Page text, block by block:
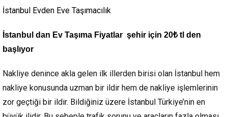
İstanbul Evden Eve Taşımacılık
İstanbul dan Ev Taşıma Fiyatlar şehir için 20₺ tl den
başlıyor
Nakliye denince akla gelen ilk illerden birisi olan İstanbul hem
nakliye konusunda uzman bir ildir hem de nakliye işlemlerinin
zor geçtiği bir ildir. Bildiğiniz üzere İstanbul Türkiye’nin en